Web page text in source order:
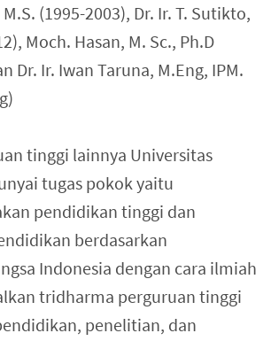
(1995-2003), Dr. Ir. T. Sutikto,
Moch. Hasan, M. Sc., Ph.D
Dr. Ir. Iwan Taruna, M.Eng, IPM.
tinggi lainnya Universitas
tugas pokok yaitu
pendidikan tinggi dan
berdasarkan
Indonesia dengan cara ilmiah
tridharma perguruan tinggi
penelitian, dan